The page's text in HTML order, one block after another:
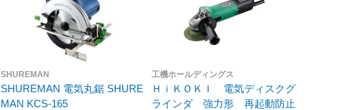
SHUREMAN
SHUREMAN 電気丸鋸 SHURE
MAN KCS-165
工機ホールディングス
ＨｉＫＯＫＩ 電気ディスクグ
ラインダ 強力形 再起動防止